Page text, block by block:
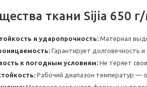
ткани Sijia 650
и ударопрочность: Материал
Гарантирует долговечность
к погодным условиям: Не теряет
Рабочий диапазон температур —